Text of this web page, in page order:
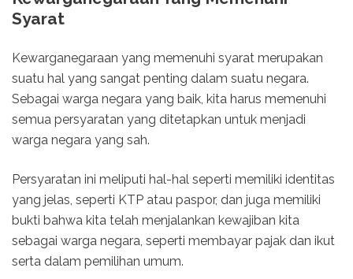
Syarat
Kewarganegaraan yang memenuhi syarat merupakan
suatu hal yang sangat penting dalam suatu negara.
Sebagai warga negara yang baik, kita harus memenuhi
semua persyaratan yang ditetapkan untuk menjadi
warga negara yang sah.
Persyaratan ini meliputi hal-hal seperti memiliki identitas
yang jelas, seperti KTP atau paspor, dan juga memiliki
bukti bahwa kita telah menjalankan kewajiban kita
sebagai warga negara, seperti membayar pajak dan ikut
serta dalam pemilihan umum.